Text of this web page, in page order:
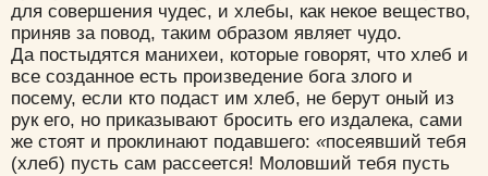
для совершения чудес, и хлебы, как некое вещество,
приняв за повод, таким образом являет чудо.
Да постыдятся манихеи, которые говорят, что хлеб и
все созданное есть произведение бога злого и
посему, если кто подаст им хлеб, не берут оный из
рук его, но приказывают бросить его издалека, сами
же стоят и проклинают подавшего: «посеявший тебя
(хлеб) пусть сам рассеется! Моловший тебя пусть